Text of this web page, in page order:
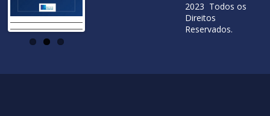
ous
2023 Todos os
Direitos
Reservados.